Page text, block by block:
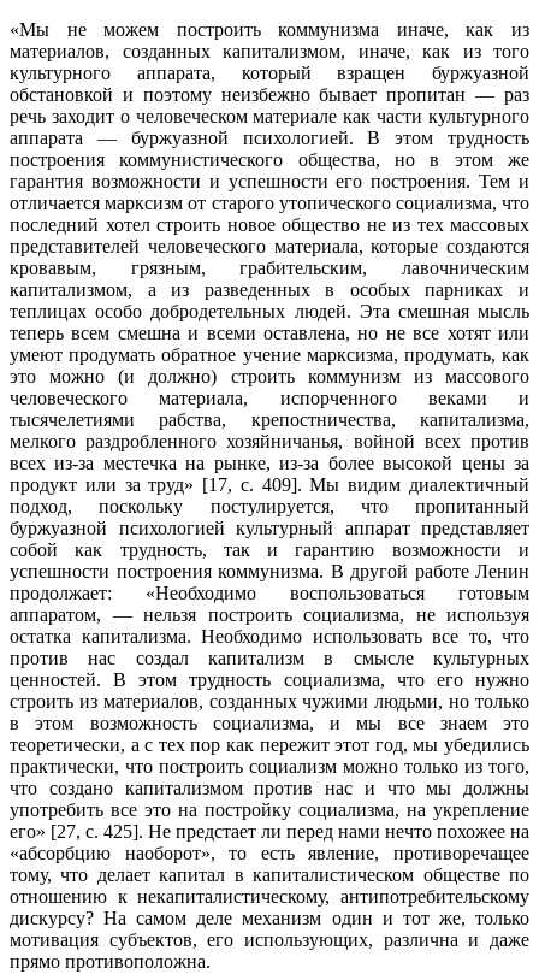
«Мы не можем построить коммунизма иначе, как из
материалов, созданных капитализмом, иначе, как из того
культурного аппарата, который взращен бур­жуазной
обстановкой и поэтому неизбежно бывает пропитан — раз
речь захо­дит о человеческом материале как части культурного
аппарата — буржуазной психологией. В этом трудность
построения коммунистического общества, но в этом же
гарантия возможности и успешности его построения. Тем и
отличается марксизм от старого утопического социализма, что
последний хотел строить новое общество не из тех массовых
представителей человеческого матери­ала, которые создаются
кровавым, грязным, грабительским, лавочническим
капитализмом, а из разведенных в особых парниках и
теплицах особо добро­детельных людей. Эта смешная мысль
теперь всем смешна и всеми оставлена, но не все хотят или
умеют продумать обратное учение марксизма, продумать, как
это можно (и должно) строить коммунизм из массового
человеческого материала, испорченного веками и
тысячелетиями рабства, крепостничества, капитализма,
мелкого раздробленного хозяйничанья, войной всех против
всех из-за местечка на рынке, из-за более высокой цены за
продукт или за труд» [17, с. 409]. Мы видим диалектичный
подход, поскольку постулируется, что пропи­танный
буржуазной психологией культурный аппарат представляет
собой как трудность, так и гарантию возможности и
успешности построения коммунизма. В другой работе Ленин
продолжает: «Необходимо воспользоваться готовым
аппаратом, — нельзя построить социализма, не используя
остатка капитализма. Необходимо использовать все то, что
против нас создал капитализм в смысле культурных
ценностей. В этом трудность социализма, что его нужно
строить из материалов, созданных чужими людьми, но только
в этом возможность социализма, и мы все знаем это
теоретически, а с тех пор как пережит этот год, мы убедились
практически, что построить социализм можно только из того,
что создано капитализмом против нас и что мы должны
употребить все это на постройку социализма, на укрепление
его» [27, с. 425]. Не предстает ли перед нами нечто похожее на
«абсорбцию наоборот», то есть явление, проти­воречащее
тому, что делает капитал в капиталистическом обществе по
отно­шению к некапиталистическому, антипотребительскому
дискурсу? На самом деле механизм один и тот же, только
мотивация субъектов, его использующих, различна и даже
прямо противоположна.